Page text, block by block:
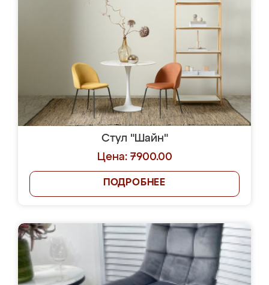
Стул "Шайн"
Цена: 7900.00
ПОДРОБНЕЕ